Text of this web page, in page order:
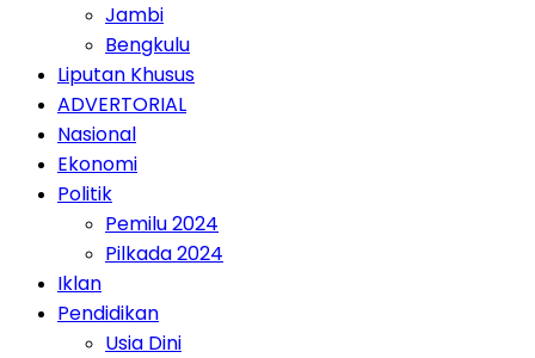
Jambi
Bengkulu
Liputan Khusus
ADVERTORIAL
Nasional
Ekonomi
Politik
Pemilu 2024
Pilkada 2024
Iklan
Pendidikan
Usia Dini